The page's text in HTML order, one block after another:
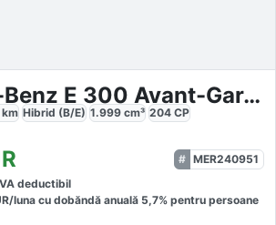
Mercedes-Benz E 300 Avant-Garde
Hibrid (B/E) 1.999cm³ 204CP
MER240951
deductibil
lunacu dobăndă anuală 5,7% pentru persoane